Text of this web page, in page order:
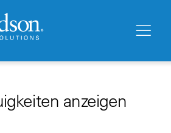
anzeigen